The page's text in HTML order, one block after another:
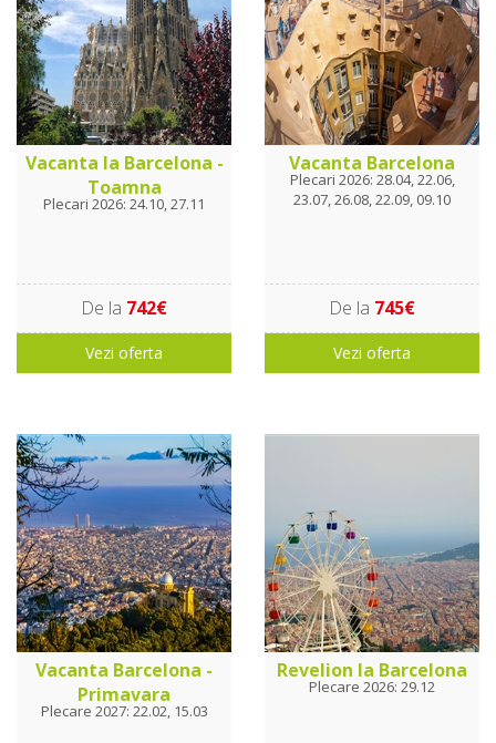
Vacanta la Barcelona -
Toamna
Plecari 2026: 24.10, 27.11
De la 742€
Vezi oferta
Vacanta Barcelona
Plecari 2026: 28.04, 22.06,
23.07, 26.08, 22.09, 09.10
De la 745€
Vezi oferta
Vacanta Barcelona -
Primavara
Plecare 2027: 22.02, 15.03
Revelion la Barcelona
Plecare 2026: 29.12